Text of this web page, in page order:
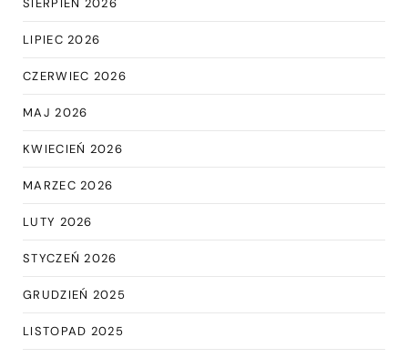
LIPIEC 2026
CZERWIEC 2026
MAJ 2026
KWIECIEŃ 2026
MARZEC 2026
LUTY 2026
STYCZEŃ 2026
GRUDZIEŃ 2025
LISTOPAD 2025